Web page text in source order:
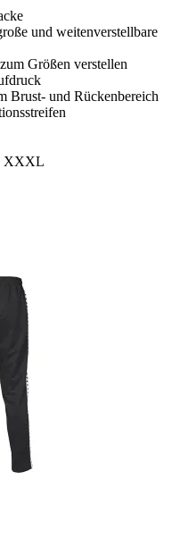
und weitenverstellbare
Größen verstellen
Brust- und Rückenbereich
XXXL